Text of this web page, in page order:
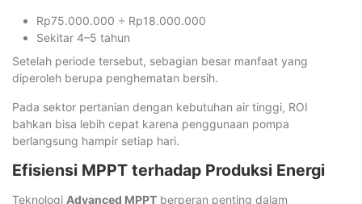
Rp75.000.000 ÷ Rp18.000.000
Sekitar 4–5 tahun
Setelah periode tersebut, sebagian besar manfaat yang
diperoleh berupa penghematan bersih.
Pada sektor pertanian dengan kebutuhan air tinggi, ROI
bahkan bisa lebih cepat karena penggunaan pompa
berlangsung hampir setiap hari.
Efisiensi MPPT terhadap Produksi Energi
Teknologi Advanced MPPT berperan penting dalam